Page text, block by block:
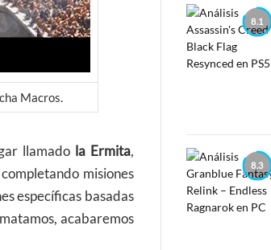
Macros.
llamado la Ermita,
misiones
específicas basadas
acabaremos
8.1
8.3